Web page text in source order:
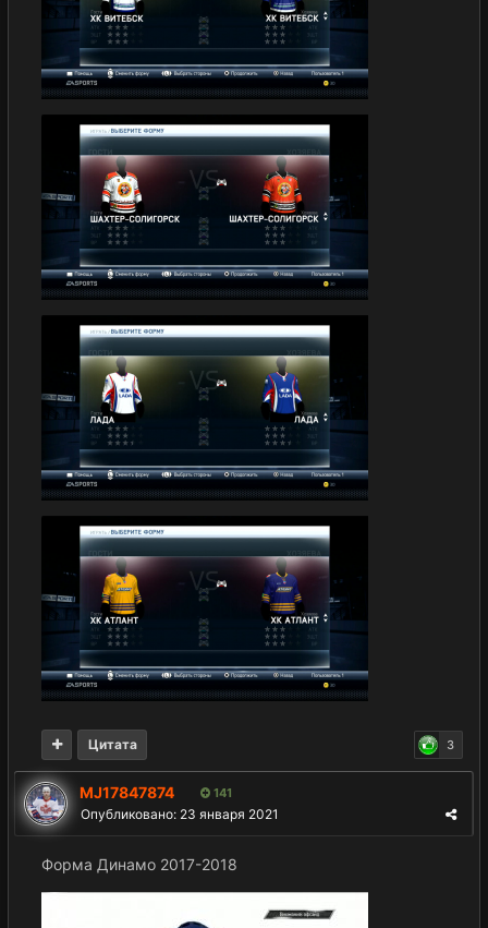
3
Цитата
MJ17847874 141
Опубликовано: 23 января 2021
Форма Динамо 2017-2018